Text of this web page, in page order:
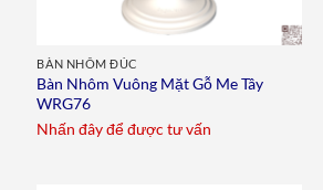
BÀN NHÔM ĐÚC
Bàn Nhôm Vuông Mặt Gỗ Me Tây
WRG76
Nhấn đây để được tư vấn